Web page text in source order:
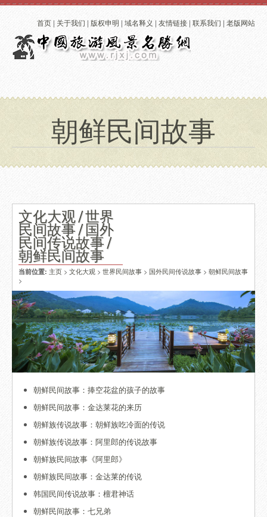
首页 | 关于我们 | 版权申明 | 域名释义 | 友情链接 | 联系我们 | 老版网站
朝鲜民间故事
文化大观 / 世界
民间故事 / 国外
民间传说故事 /
朝鲜民间故事
当前位置: 主页 > 文化大观 > 世界民间故事 > 国外民间传说故事 > 朝鲜民间故事
>
朝鲜民间故事：捧空花盆的孩子的故事
朝鲜民间故事：金达莱花的来历
朝鲜族传说故事：朝鲜族吃冷面的传说
朝鲜族传说故事：阿里郎的传说故事
朝鲜族民间故事《阿里郎》
朝鲜族民间故事：金达莱的传说
韩国民间传说故事：檀君神话
朝鲜民间故事：七兄弟